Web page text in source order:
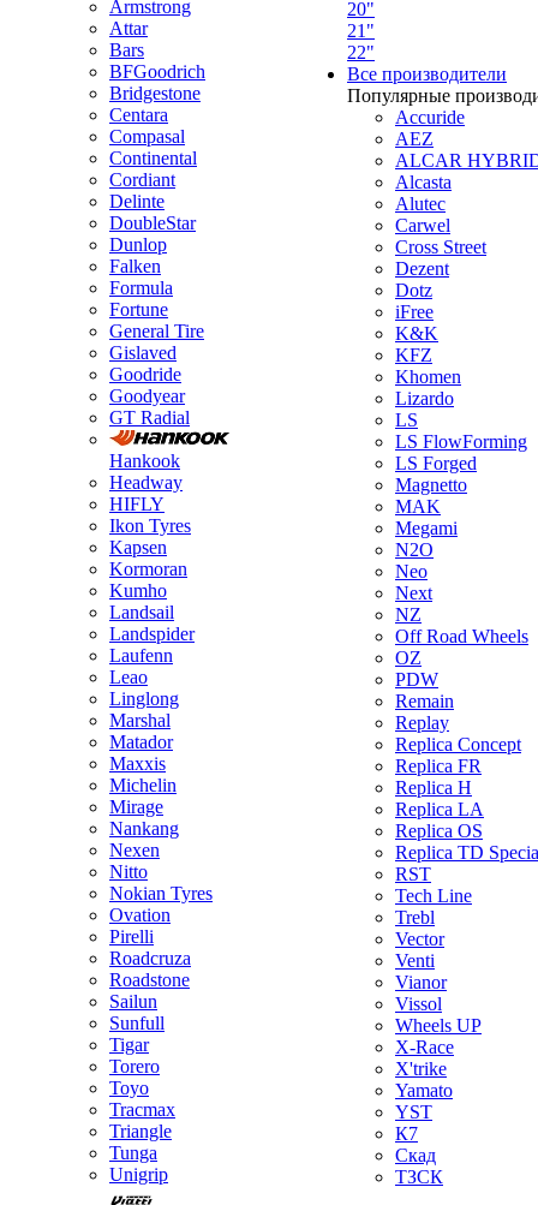
Armstrong
Attar
Bars
BFGoodrich
Bridgestone
Centara
Compasal
Continental
Cordiant
Delinte
DoubleStar
Dunlop
Falken
Formula
Fortune
General Tire
Gislaved
Goodride
Goodyear
GT Radial
Hankook
Headway
HIFLY
Ikon Tyres
Kapsen
Kormoran
Kumho
Landsail
Landspider
Laufenn
Leao
Linglong
Marshal
Matador
Maxxis
Michelin
Mirage
Nankang
Nexen
Nitto
Nokian Tyres
Ovation
Pirelli
Roadcruza
Roadstone
Sailun
Sunfull
Tigar
Torero
Toyo
Tracmax
Triangle
Tunga
Unigrip
20"
21"
22"
Все производители
Популярные
Accuride
AEZ
ALCAR
Alcasta
Alutec
Carwel
Cross Street
Dezent
Dotz
iFree
K&K
KFZ
Khomen
Lizardo
LS
LS FlowForming
LS Forged
Magnetto
MAK
Megami
N2O
Neo
Next
NZ
Off Road Wheels
OZ
PDW
Remain
Replay
Replica Concept
Replica FR
Replica H
Replica LA
Replica OS
Replica TD
RST
Tech Line
Trebl
Vector
Venti
Vianor
Vissol
Wheels UP
X-Race
X'trike
Yamato
YST
К7
Скад
ТЗСК